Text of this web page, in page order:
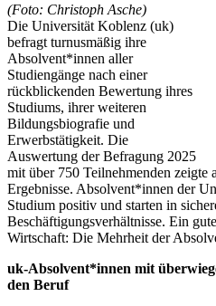
(Foto: Christoph Asche)
Die Universität Koblenz (uk)
befragt turnusmäßig ihre
Absolvent*innen aller
Studiengänge nach einer
rückblickenden Bewertung ihres
Studiums, ihrer weiteren
Bildungsbiografie und
Erwerbstätigkeit. Die
Auswertung der Befragung 2025
mit über 750 Teilnehmenden zeigte
Ergebnisse. Absolvent*innen der
Studium positiv und starten in
Beschäftigungsverhältnisse. Ein
Wirtschaft: Die Mehrheit der
uk-Absolvent*innen mit
den Beruf